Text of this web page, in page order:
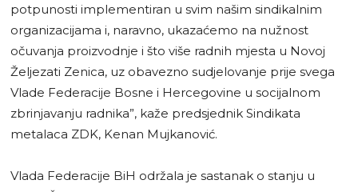
potpunosti implementiran u svim našim sindikalnim
organizacijama i, naravno, ukazaćemo na nužnost
očuvanja proizvodnje i što više radnih mjesta u Novoj
Željezati Zenica, uz obavezno sudjelovanje prije svega
Vlade Federacije Bosne i Hercegovine u socijalnom
zbrinjavanju radnika”, kaže predsjednik Sindikata
metalaca ZDK, Kenan Mujkanović.
Vlada Federacije BiH održala je sastanak o stanju u